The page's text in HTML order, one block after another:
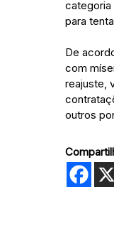
categoria
para
De
com
reajuste,
outros